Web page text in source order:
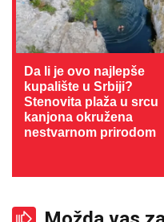
Da li je ovo najlepše
kupalište u Srbiji?
Stenovita plaža u srcu
kanjona okružena
nestvarnom prirodom